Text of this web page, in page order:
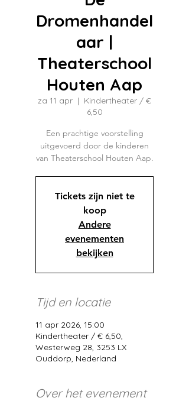
Dromenhandel
aar |
Theaterschool
Houten Aap
za 11 apr
  |
Kindertheater / €
6,50
Een prachtige voorstelling
uitgevoerd door de kinderen
van Theaterschool Houten Aap.
Tickets zijn niet te
koop
Andere
evenementen
bekijken
Tijd en locatie
11 apr 2026, 15:00
Kindertheater / € 6,50,
Westerweg 28, 3253 LX
Ouddorp, Nederland
Over het evenement